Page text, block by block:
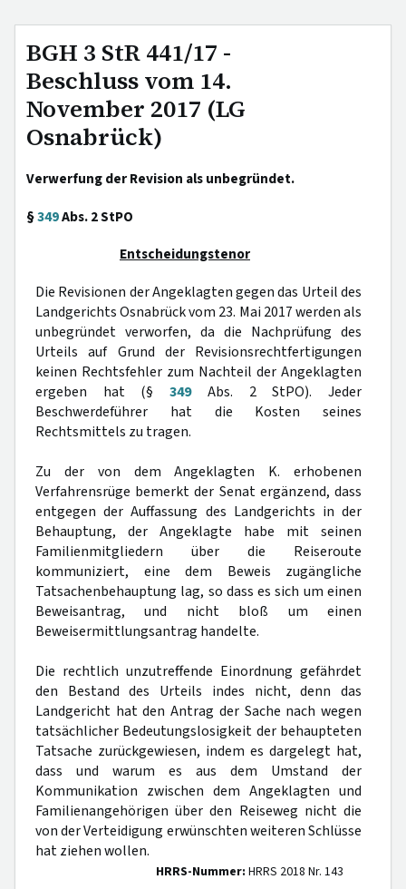
BGH 3 StR 441/17 -
Beschluss vom 14.
November 2017 (LG
Osnabrück)
Verwerfung der Revision als unbegründet.
§349Abs. 2 StPO
Entscheidungstenor
Die Revisionen der Angeklagten gegen das Urteil des
Landgerichts Osnabrück vom 23. Mai 2017 werden als
unbegründet verworfen, da die Nachprüfung des
Urteils auf Grund der Revisionsrechtfertigungen
keinen Rechtsfehler zum Nachteil der Angeklagten
ergeben hat (§349Abs. 2 StPO). Jeder
Beschwerdeführer hat die Kosten seines
Rechtsmittels zu tragen.
Zu der von dem Angeklagten K. erhobenen
Verfahrensrüge bemerkt der Senat ergänzend, dass
entgegen der Auffassung des Landgerichts in der
Behauptung, der Angeklagte habe mit seinen
Familienmitgliedern über die Reiseroute
kommuniziert, eine dem Beweis zugängliche
Tatsachenbehauptung lag, so dass es sich um einen
Beweisantrag, und nicht bloß um einen
Beweisermittlungsantrag handelte.
Die rechtlich unzutreffende Einordnung gefährdet
den Bestand des Urteils indes nicht, denn das
Landgericht hat den Antrag der Sache nach wegen
tatsächlicher Bedeutungslosigkeit der behaupteten
Tatsache zurückgewiesen, indem es dargelegt hat,
dass und warum es aus dem Umstand der
Kommunikation zwischen dem Angeklagten und
Familienangehörigen über den Reiseweg nicht die
von der Verteidigung erwünschten weiteren Schlüsse
hat ziehen wollen.
HRRS-Nummer: HRRS 2018 Nr. 143